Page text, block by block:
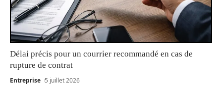
Délai précis pour un courrier recommandé en cas de
rupture de contrat
Entreprise 5 juillet 2026